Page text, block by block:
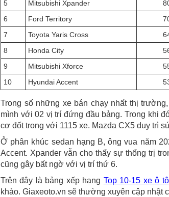
5
Mitsubishi Xpander
6
Ford Territory
7
Toyota Yaris Cross
8
Honda City
9
Mitsubishi Xforce
10
Hyundai Accent
Trong số những xe bán chạy nhất thị
mình với 02 vị trí đứng đầu bảng. Trong khi
cơ đốt trong với 1115 xe. Mazda CX5 duy trì
Ở phân khúc sedan hạng B, ông vua năm
Accent. Xpander vẫn cho thấy sự thống trị
cũng gây bất ngờ với vị trí thứ 6.
Trên đây là bảng xếp hạng Top 10-15 xe ô
khảo. Giaxeoto.vn sẽ thường xuyên cập nhật